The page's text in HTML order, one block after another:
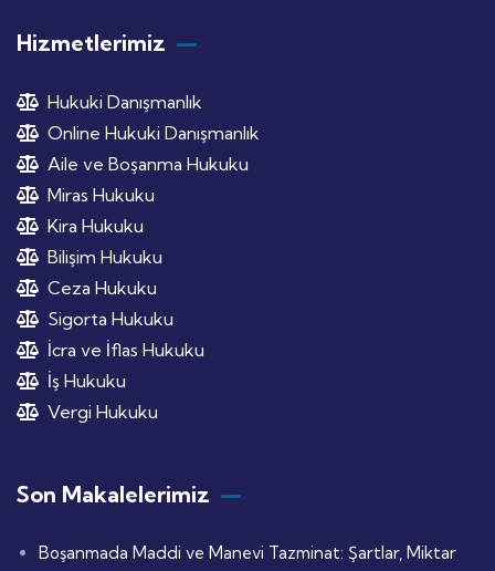
Hizmetlerimiz
Hukuki Danışmanlık
Online Hukuki Danışmanlık
Aile ve Boşanma Hukuku
Miras Hukuku
Kira Hukuku
Bilişim Hukuku
Ceza Hukuku
Sigorta Hukuku
İcra ve İflas Hukuku
İş Hukuku
Vergi Hukuku
Son Makalelerimiz
Boşanmada Maddi ve Manevi Tazminat: Şartlar, Miktar